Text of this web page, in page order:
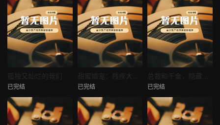
未知
孤独又灿烂的我们
已完结
热播
未知
已完结
热播
未知
已完结